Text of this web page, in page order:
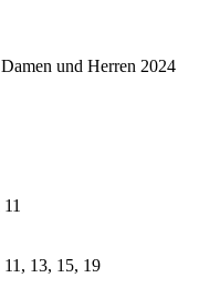
und Herren 2024
13, 15, 19